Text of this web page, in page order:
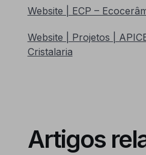
Website | ECP –
Website | Projetos |
Cristalaria
Artigos